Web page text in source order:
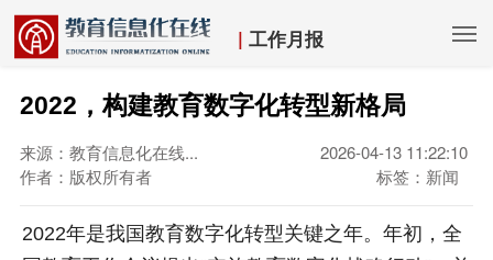
| 工作月报
2022，构建教育数字化转型新格局
来源：教育信息化在线...
2026-04-13 11:22:10
作者：版权所有者
标签：新闻
2022年是我国教育数字化转型关键之年。年初，全